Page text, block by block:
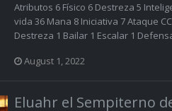
Atributos 6 Físico 6 Destreza 5
vida 36 Mana 8 Iniciativa 7 Ataque
Destreza 1 Bailar 1 Escalar 1
August 1, 2022
Eluahr el Sempiterno